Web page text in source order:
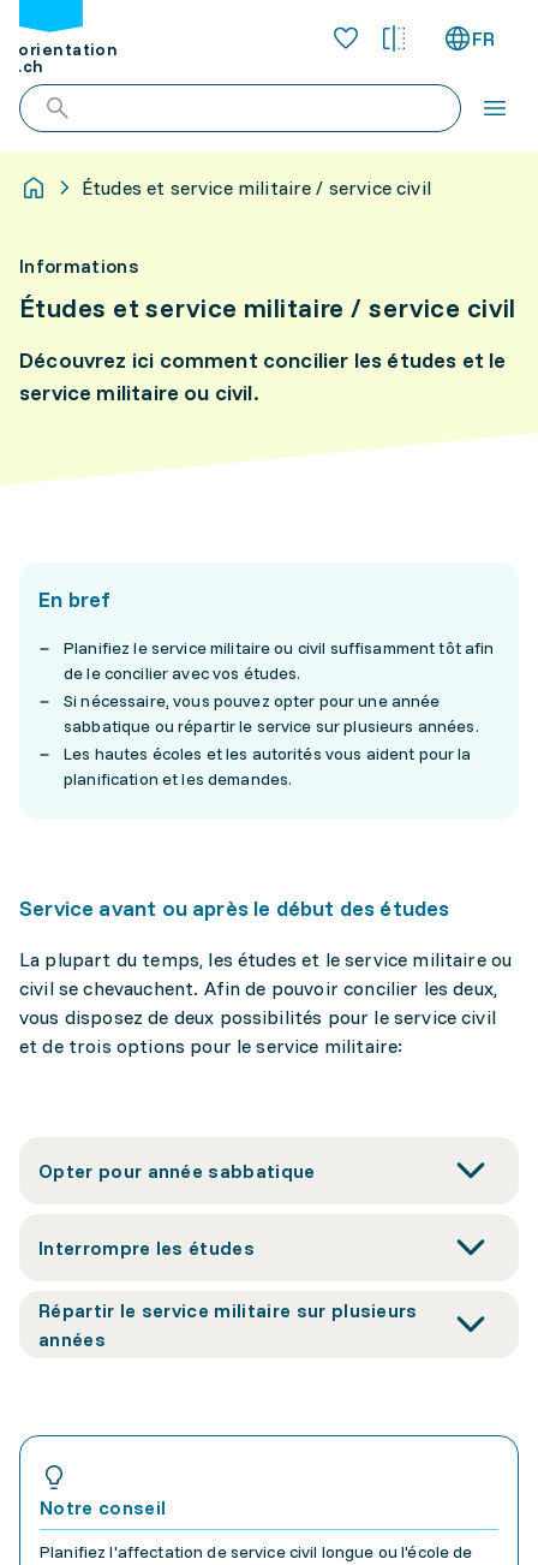
orientation
.ch
FR
Études et service militaire / service civil
Informations
Études et service militaire / service civil
Découvrez ici comment concilier les études et le
service militaire ou civil.
En bref
Planifiez le service militaire ou civil suffisamment tôt afin
de le concilier avec vos études.
Si nécessaire, vous pouvez opter pour une année
sabbatique ou répartir le service sur plusieurs années.
Les hautes écoles et les autorités vous aident pour la
planification et les demandes.
Service avant ou après le début des études
La plupart du temps, les études et le service militaire ou
civil se chevauchent. Afin de pouvoir concilier les deux,
vous disposez de deux possibilités pour le service civil
et de trois options pour le service militaire:
Opter pour année sabbatique
Interrompre les études
Répartir le service militaire sur plusieurs
années
Notre conseil
Planifiez l'affectation de service civil longue ou l'école de